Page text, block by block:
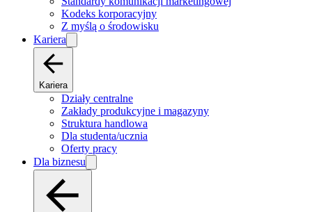
Kodeks korporacyjny
Z myślą o środowisku
Kariera
Kariera
Działy centralne
Zakłady produkcyjne i magazyny
Struktura handlowa
Dla studenta/ucznia
Oferty pracy
Dla biznesu